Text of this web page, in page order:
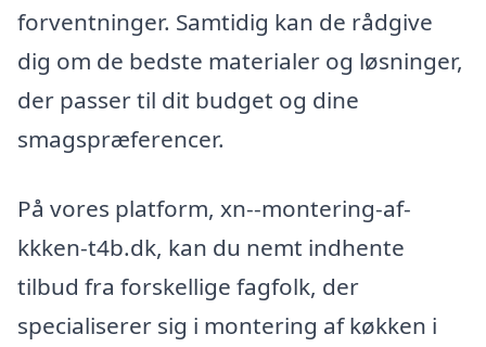
forventninger. Samtidig kan de rådgive
dig om de bedste materialer og løsninger,
der passer til dit budget og dine
smagspræferencer.
På vores platform, xn--montering-af-
kkken-t4b.dk, kan du nemt indhente
tilbud fra forskellige fagfolk, der
specialiserer sig i montering af køkken i